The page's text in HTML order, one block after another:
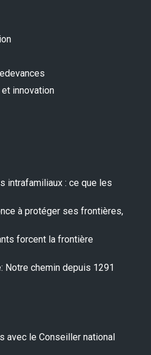
innovation
intrafamiliaux : ce que les
à protéger ses frontières,
forcent la frontière
Notre chemin depuis 1291
avec le Conseiller national